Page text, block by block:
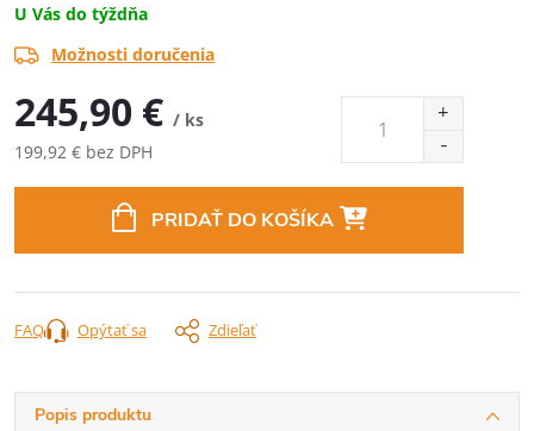
U Vás do týždňa
Možnosti doručenia
245,90 € / ks
199,92 € bez DPH
PRIDAŤ DO KOŠÍKA
Opýtať sa Zdieľať
FAQ
Popis produktu